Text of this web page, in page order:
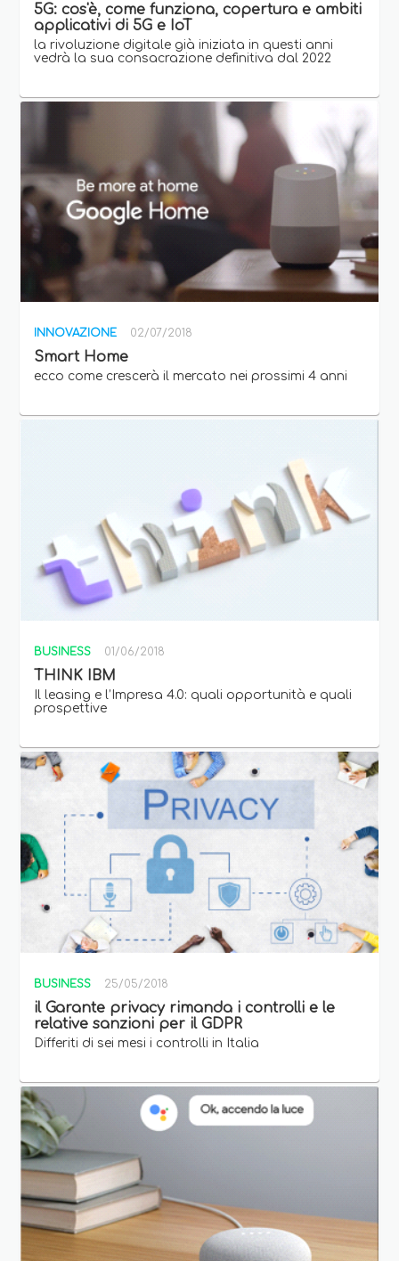
5G: cos'è, come funziona, copertura e ambiti
applicativi di 5G e IoT
la rivoluzione digitale già iniziata in questi anni
vedrà la sua consacrazione definitiva dal 2022
INNOVAZIONE 02/07/2018
Smart Home
ecco come crescerà il mercato nei prossimi 4 anni
BUSINESS 01/06/2018
THINK IBM
Il leasing e l’Impresa 4.0: quali opportunità e quali
prospettive
BUSINESS 25/05/2018
il Garante privacy rimanda i controlli e le
relative sanzioni per il GDPR
Differiti di sei mesi i controlli in Italia